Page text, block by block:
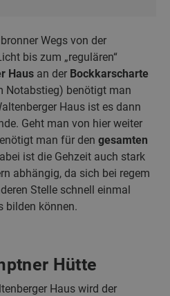
Wegs von der
bis zum „regulären“
Haus an der Bockkarscharte
Notabstieg) benötigt man
Haus ist es dann
Geht man von hier weiter
man für den gesamten
ist die Gehzeit auch stark
abhängig, da sich bei regem
Stelle schnell einmal
bilden können.
Hütte
Haus wird der